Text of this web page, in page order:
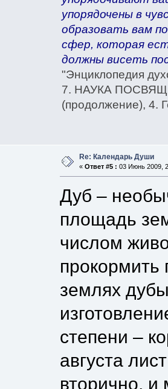
упорядочены в
образовать вам
сфер, которая
должны висеть
"Энциклопедия
7. НАУКА
(продолжение), 4.
Re: Календарь Души
« Ответ #5 : 03 Июнь 2009,
Дуб –
площадь
числом
прокормить
землях
степени –
августа
вторично,